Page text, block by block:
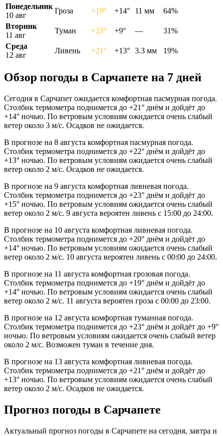
Понедельник
10 авг
Гроза +19° +14° 11 мм
64%
Вторник
11 авг
Туман +23° +9° —
31%
Среда
12 авг
Ливень +21° +13° 3.3 мм 19%
Обзор погоды в Сарчапете на 7 дней
Сегодня в Сарчапет ожидается комфортная пасмурная погода.
Столбик термометра поднимется до +21° днём и дойдёт до
+14° ночью. По ветровым условиям ожидается очень слабый
ветер около 3 м/с. Осадков не ожидается.
В прогнозе на 8 августа комфортная пасмурная погода.
Столбик термометра поднимется до +22° днём и дойдёт до
+13° ночью. По ветровым условиям ожидается очень слабый
ветер около 2 м/с. Осадков не ожидается.
В прогнозе на 9 августа комфортная ливневая погода.
Столбик термометра поднимется до +23° днём и дойдёт до
+15° ночью. По ветровым условиям ожидается очень слабый
ветер около 2 м/с. 9 августа вероятен ливень с 15:00 до 24:00.
В прогнозе на 10 августа комфортная ливневая погода.
Столбик термометра поднимется до +20° днём и дойдёт до
+14° ночью. По ветровым условиям ожидается очень слабый
ветер около 2 м/с. 10 августа вероятен ливень с 00:00 до 24:00.
В прогнозе на 11 августа комфортная грозовая погода.
Столбик термометра поднимется до +19° днём и дойдёт до
+14° ночью. По ветровым условиям ожидается очень слабый
ветер около 2 м/с. 11 августа вероятен гроза с 00:00 до 23:00.
В прогнозе на 12 августа комфортная туманная погода.
Столбик термометра поднимется до +23° днём и дойдёт до +9°
ночью. По ветровым условиям ожидается очень слабый ветер
около 2 м/с. Возможен туман в течение дня.
В прогнозе на 13 августа комфортная ливневая погода.
Столбик термометра поднимется до +21° днём и дойдёт до
+13° ночью. По ветровым условиям ожидается очень слабый
ветер около 2 м/с. Осадков не ожидается.
Прогноз погоды в Сарчапете
Актуальный прогноз погоды в Сарчапете на сегодня, завтра и